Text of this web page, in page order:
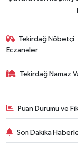
Tekirdağ Nöbetçi
Eczaneler
Tekirdağ Namaz
Puan Durumu ve
Son Dakika